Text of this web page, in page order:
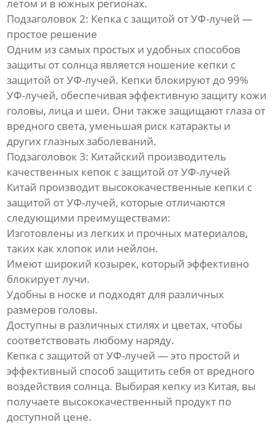
летом и в южных регионах.
Подзаголовок 2: Кепка с защитой от УФ-лучей —
простое решение
Одним из самых простых и удобных способов
защиты от солнца является ношение кепки с
защитой от УФ-лучей. Кепки блокируют до 99%
УФ-лучей, обеспечивая эффективную защиту кожи
головы, лица и шеи. Они также защищают глаза от
вредного света, уменьшая риск катаракты и
других глазных заболеваний.
Подзаголовок 3: Китайский производитель
качественных кепок с защитой от УФ-лучей
Китай производит высококачественные кепки с
защитой от УФ-лучей, которые отличаются
следующими преимуществами:
Изготовлены из легких и прочных материалов,
таких как хлопок или нейлон.
Имеют широкий козырек, который эффективно
блокирует лучи.
Удобны в носке и подходят для различных
размеров головы.
Доступны в различных стилях и цветах, чтобы
соответствовать любому наряду.
Кепка с защитой от УФ-лучей — это простой и
эффективный способ защитить себя от вредного
воздействия солнца. Выбирая кепку из Китая, вы
получаете высококачественный продукт по
доступной цене.